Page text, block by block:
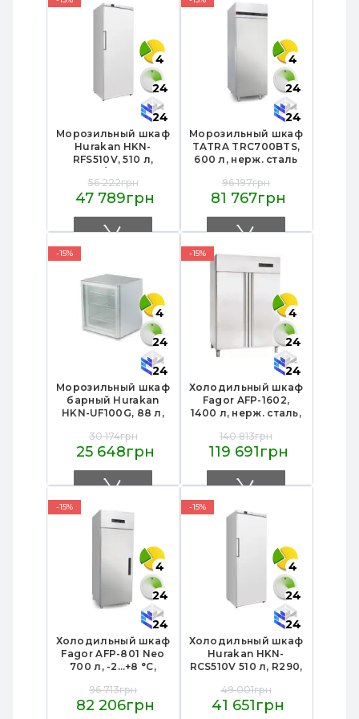
магазинов
4
24
24
Морозильный шкаф
Hurakan HKN-
RFS510V, 510 л,
динамическое
охлаждение, кл5,
крас.метал/
пластик,
775х762х1882 мм
56 222грн
47 789грн
4
24
24
Морозильный шкаф
TATRA TRC700BTS,
600 л, нерж. сталь
700х850х2060 мм,
R290, -10…-22°C,
охлаждение.
изоляция 70 мм,
96 197грн
81 767грн
-15%
4
24
24
Морозильный шкаф
барный Hurakan
HKN-UF100G, 88 л,
распашная дверь, 3
полки, 595х520х675
крашеный металл
30 174грн
25 648грн
-15%
4
24
24
Холодильный шкаф
Fagor AFP-1602,
1400 л, нерж. сталь,
динамическое
охлаждение, -2…
1388×826×2008 мм,
кл.4, для
профессиональной
кухни
140 813грн
119 691грн
-15%
4
24
24
Холодильный шкаф
Fagor AFP-801 Neo
700 л, -2…+8 °C,
динамическое
охлаждение,
96 713грн
82 206грн
-15%
4
24
24
Холодильный шкаф
Hurakan HKN-
RCS510V 510 л, R290,
охлаждение, 4+1
полки 530×650 мм,
49 001грн
41 651грн